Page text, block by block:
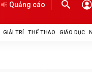
Quảng cáo
GIẢI TRÍ THỂ THAO GIÁO DỤC